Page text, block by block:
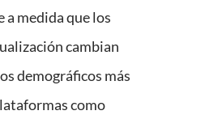
a medida que los
cambian
demográficos más
como